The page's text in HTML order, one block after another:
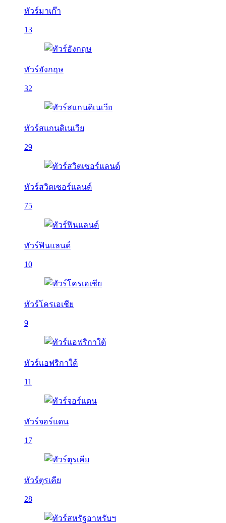
ทัวร์มาเก๊า
13
ทัวร์อังกฤษ
32
ทัวร์สแกนดิเนเวีย
29
ทัวร์สวิตเซอร์แลนด์
75
ทัวร์ฟินแลนด์
10
ทัวร์โครเอเชีย
9
ทัวร์แอฟริกาใต้
11
ทัวร์จอร์แดน
17
ทัวร์ตุรเคีย
28